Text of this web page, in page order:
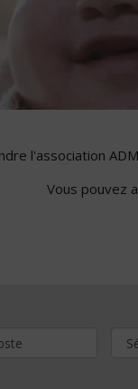
l'association
Vous pouvez